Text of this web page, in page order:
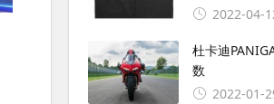
2022-04-
杜卡迪
数
2022-01-